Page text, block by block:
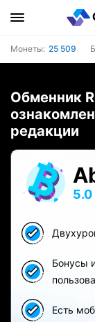
Монеты: 25 509
Обменник
редакции
5.0
Бонусы
Есть